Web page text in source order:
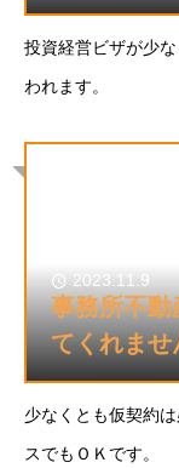
投資経営ビザが少
われます。
2023.11.9
事務所不動
てくれませ
少なくとも仮契約
スでもＯＫです。